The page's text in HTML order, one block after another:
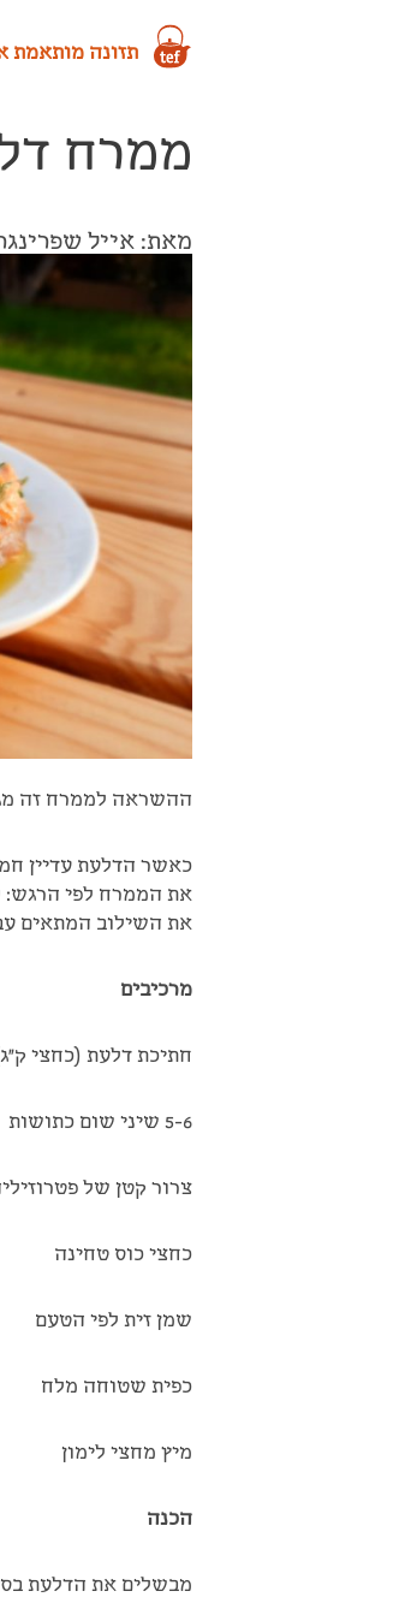
תזונה מותאמת
ממרח
מאת: אייל
ההשראה לממרח זה
כאשר הדלעת עדיין
את הממרח לפי הרגש:
את השילוב המתאים
מרכיבים
חתיכת דלעת (כחצי
5-6 שיני שום כתושות
צרור קטן של
כחצי כוס טחינה
שמן זית לפי הטעם
כפית שטוחה מלח
מיץ מחצי לימון
הכנה
מבשלים את הדלעת